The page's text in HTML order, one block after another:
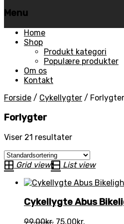
Menu
Skip
Home
Shop
Produkt kategori
Populære produkter
Om os
Kontakt
Forside / Cykellygter / Forlygter
Forlygter
Viser 21 resultater
Grid view
List view
Cykellygte Abus
99,00kr. Den
75,00kr.